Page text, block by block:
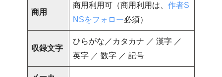
商用
商用利用可（商用利用は、 作者S
NSをフォロー必須）
収録文字
ひらがな／カタカナ ／ 漢字 ／
英字 ／ 数字 ／ 記号